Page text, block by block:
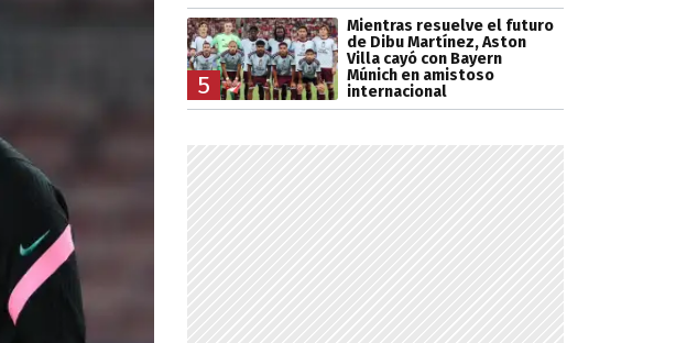
5
Mientras resuelve el futuro
de Dibu Martínez, Aston
Villa cayó con Bayern
Múnich en amistoso
internacional